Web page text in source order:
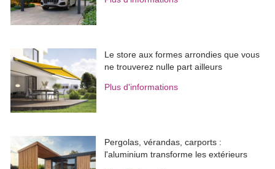
Le store aux formes arrondies que vous
ne trouverez nulle part ailleurs
Plus d'informations
Pergolas, vérandas, carports :
l'aluminium transforme les extérieurs